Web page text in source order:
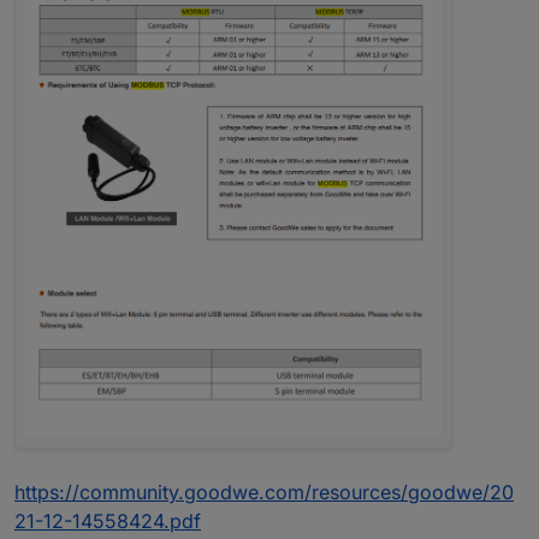
https://community.goodwe.com/resources/goodwe/20
21-12-14558424.pdf